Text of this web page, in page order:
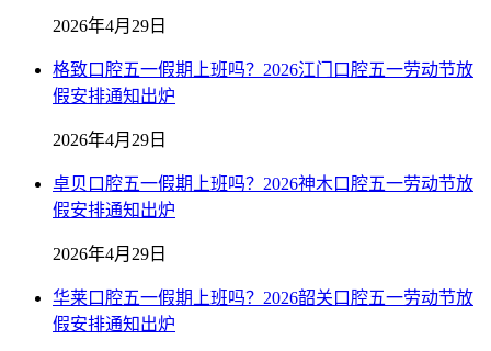
2026年4月29日
格致口腔五一假期上班吗？2026江门口腔五一劳动节放
假安排通知出炉
2026年4月29日
卓贝口腔五一假期上班吗？2026神木口腔五一劳动节放
假安排通知出炉
2026年4月29日
华莱口腔五一假期上班吗？2026韶关口腔五一劳动节放
假安排通知出炉